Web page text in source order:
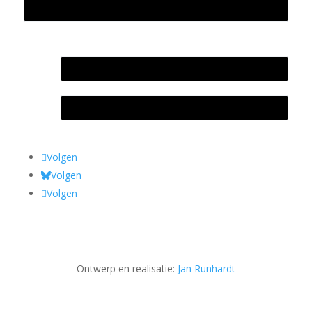
Volgen
Volgen
Volgen
Ontwerp en realisatie: Jan Runhardt